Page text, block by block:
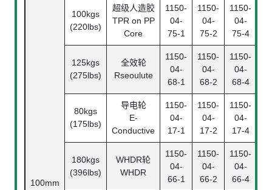
100mm
100kgs
(220lbs)
超级人造胶
TPR on PP
Core
1150-
04-
75-1
1150-
04-
75-2
1150-
04-
75-4
125kgs
(275lbs)
全效轮
Rseoulute
1150-
04-
68-1
1150-
04-
68-2
1150-
04-
68-4
80kgs
(175lbs)
导电轮
E-
Conductive
1150-
04-
17-1
1150-
04-
17-2
1150-
04-
17-4
180kgs
(396lbs)
WHDR轮
WHDR
1150-
04-
66-1
1150-
04-
66-2
1150-
04-
66-4